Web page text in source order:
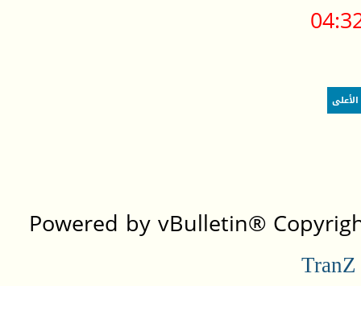
الأعلى
Powered by vBulletin®